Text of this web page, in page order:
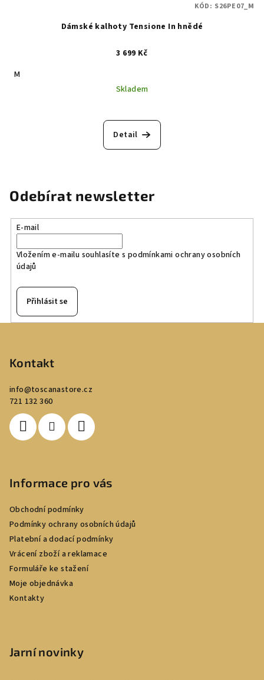
Dámské kalhoty Tensione In hnědé
3 699 Kč
M
Skladem
Detail
KÓD: S26PE07_M
Odebírat newsletter
E-mail
Vložením e-mailu souhlasíte s podmínkami ochrany osobních
údajů
Přihlásit se
Kontakt
info@toscanastore.cz
721 132 360
Informace pro vás
Obchodní podmínky
Podmínky ochrany osobních údajů
Platební a dodací podmínky
Vrácení zboží a reklamace
Formuláře ke stažení
Moje objednávka
Kontakty
Jarní novinky